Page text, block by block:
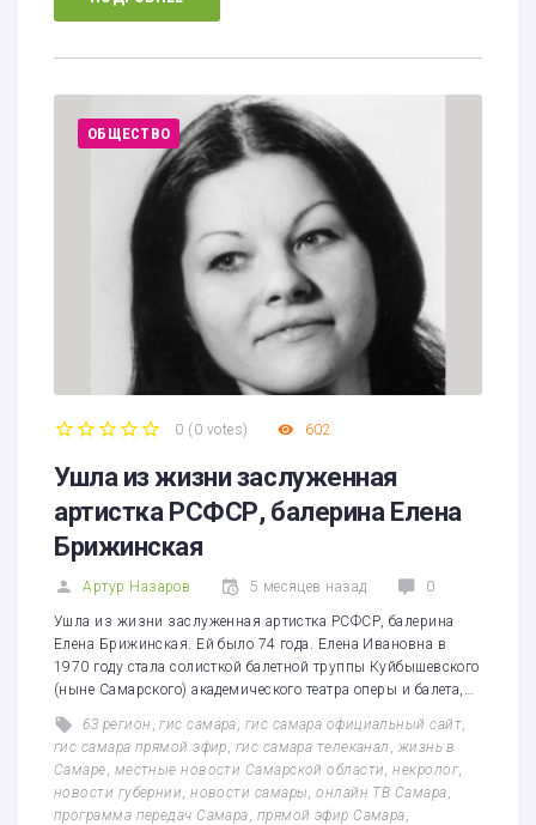
ОБЩЕСТВО
0 (0 votes) 602
Ушла из жизни заслуженная
артистка РСФСР, балерина Елена
Брижинская
Артур Назаров 5 месяцев назад 0
Ушла из жизни заслуженная артистка РСФСР, балерина
Елена Брижинская. Ей было 74 года. Елена Ивановна в
1970 году стала солисткой балетной труппы Куйбышевского
(ныне Самарского) академического театра оперы и балета,…
63 регион ,гис самара, гис самара официальный сайт,
гис самара прямой эфир, гис самара телеканал , жизнь в
Самаре, местные новости Самарской области,некролог,
новости губернии,новости самары,онлайн ТВ Самара,
программа передач Самара, прямой эфир Самара,